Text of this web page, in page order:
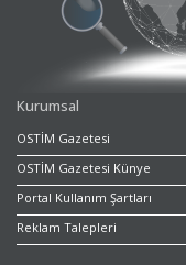
Kurumsal
OSTİM Gazetesi
OSTİM Gazetesi Künye
Portal Kullanım Şartları
Reklam Talepleri